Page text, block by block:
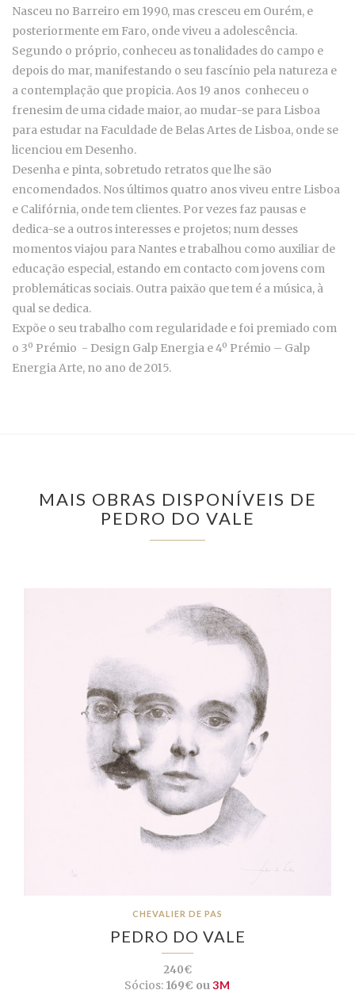
Nasceu no Barreiro em 1990, mas cresceu em Ourém, e
posteriormente em Faro, onde viveu a adolescência.
Segundo o próprio, conheceu as tonalidades do campo e
depois do mar, manifestando o seu fascínio pela natureza e
a contemplação que propicia. Aos 19 anos conheceu o
frenesim de uma cidade maior, ao mudar-se para Lisboa
para estudar na Faculdade de Belas Artes de Lisboa, onde se
licenciou em Desenho.
Desenha e pinta, sobretudo retratos que lhe são
encomendados. Nos últimos quatro anos viveu entre Lisboa
e Califórnia, onde tem clientes. Por vezes faz pausas e
dedica-se a outros interesses e projetos; num desses
momentos viajou para Nantes e trabalhou como auxiliar de
educação especial, estando em contacto com jovens com
problemáticas sociais. Outra paixão que tem é a música, à
qual se dedica.
Expõe o seu trabalho com regularidade e foi premiado com
o 3º Prémio - Design Galp Energia e 4º Prémio – Galp
Energia Arte, no ano de 2015.
MAIS OBRAS DISPONÍVEIS DE
PEDRO DO VALE
CHEVALIER DE PAS
PEDRO DO VALE
240€
Sócios: 169€ ou3M